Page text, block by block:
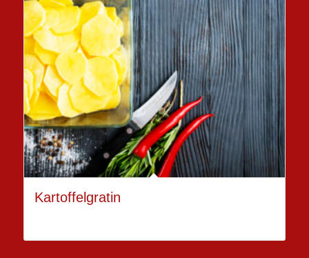
Kartoffelgratin